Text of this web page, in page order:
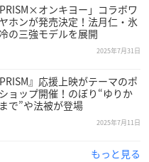
PRISM×オンキヨー」コラボワ
ホンが発売決定！法月仁・氷
の三強モデルを展開
2025年7月31日
PRISM』応援上映がテーマのポ
ョップ開催！のぼり“ゆりか
で”や法被が登場
2025年7月11日
もっと見る